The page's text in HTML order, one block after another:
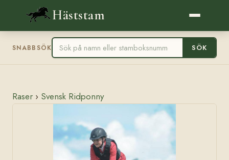
Häststam
SNABBSÖK SÖK
Raser › Svensk Ridponny